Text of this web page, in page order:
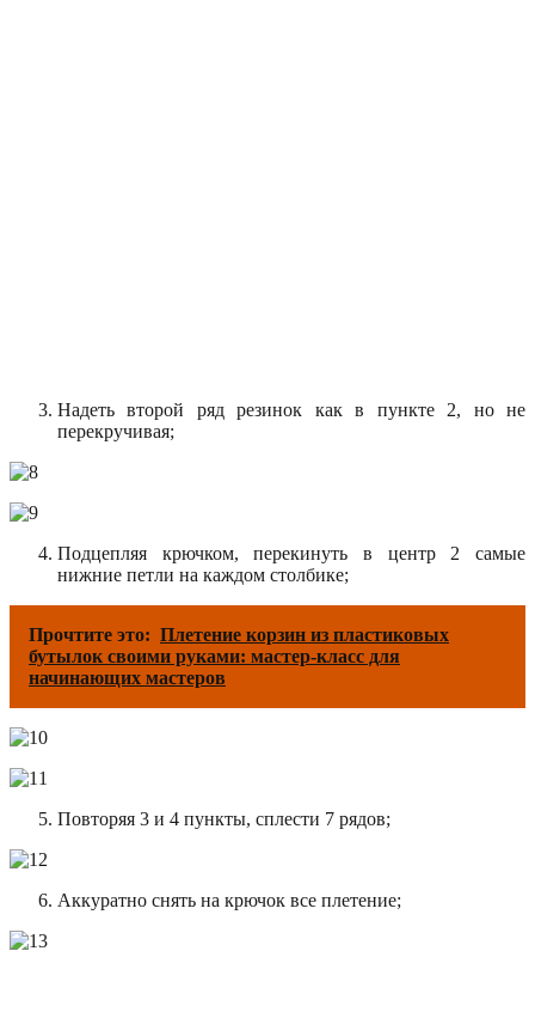
Надеть второй ряд резинок как в пункте 2, но не
перекручивая;
Подцепляя крючком, перекинуть в центр 2 самые
нижние петли на каждом столбике;
Прочтите это: Плетение корзин из пластиковых
бутылок своими руками: мастер-класс для
начинающих мастеров
Повторяя 3 и 4 пункты, сплести 7 рядов;
Аккуратно снять на крючок все плетение;